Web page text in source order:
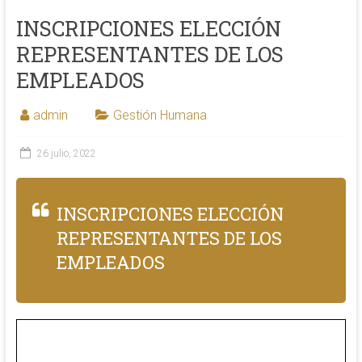
INSCRIPCIONES ELECCIÓN
REPRESENTANTES DE LOS
EMPLEADOS
admin Gestión Humana
26 julio, 2022
INSCRIPCIONES ELECCIÓN
REPRESENTANTES DE LOS
EMPLEADOS